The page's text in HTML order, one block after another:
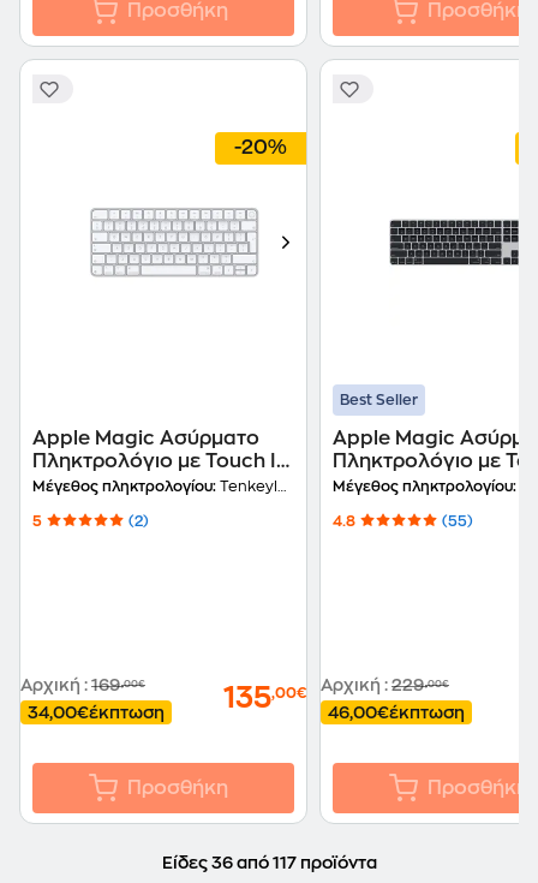
Προσθήκη Προσθήκη
-20%
Apple Magic Ασύρματο
Πληκτρολόγιο με Touch ID
για Mac με Apple Silicon
Μέγεθος πληκτρολογίου: Tenkeyless
5 (2)
Αρχική : 169,00€
34,00€έκπτωση 135,00€
Προσθήκη
Best Seller
Apple Magic
Πληκτρολόγιο με
για Mac με Apple
Μέγεθος πληκτρολογίου:
4.8 (55)
Αρχική : 229,00€
46,00€έκπτωση
Προσθήκη
Είδες 36 από 117 προϊόντα